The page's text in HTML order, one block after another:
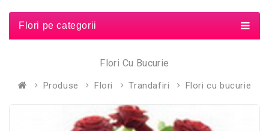
Flori pe categorii
Flori Cu Bucurie
Produse Flori Trandafiri Flori cu bucurie